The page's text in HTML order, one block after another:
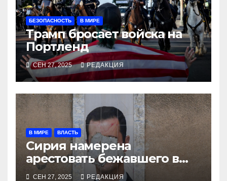
БЕЗОПАСНОСТЬ В МИРЕ
Трамп бросает войска на
Портленд
СЕН 27, 2025 РЕДАКЦИЯ
В МИРЕ ВЛАСТЬ
Сирия намерена
арестовать бежавшего в
Москву экс-диктатора
СЕН 27, 2025 РЕДАКЦИЯ